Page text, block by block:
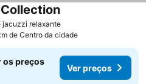
jacuzzi relaxante
de Centro da cidade
os preços
Ver preços